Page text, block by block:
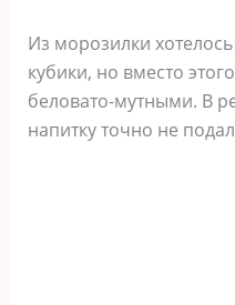
Из морозилки
кубики, но вместо
беловато-мутными. В
напитку точно не